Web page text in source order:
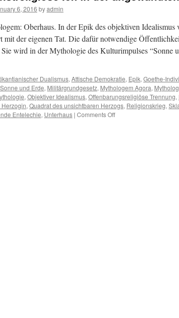
6, 2016 byadmin
Oberhaus. In der Epik des objektiven Idealismus
mit der eigenen Tat. Die dafür notwendige
Sie wird in der Mythologie des Kulturimpulses “Sonne
Dualismus, Attische Demokratie, Epik, Goethe-
und Erde, Militärgrundgesetz, Mythologem Agora,
, Objektiver Idealismus, Offenbarungsreligiöse Trennung,
, Quadrat des unsichtbaren Herzogs, Religionskrieg,
Entelechie, Unterhaus | Comments Offon